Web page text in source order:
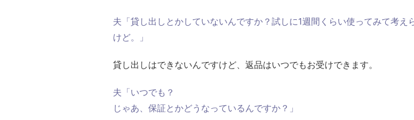
夫「貸し出しとかしていないんですか？試しに1週間くらい使ってみて考え
けど。」
貸し出しはできないんですけど、返品はいつでもお受けできます。
夫「いつでも？
じゃあ、保証とかどうなっているんですか？」